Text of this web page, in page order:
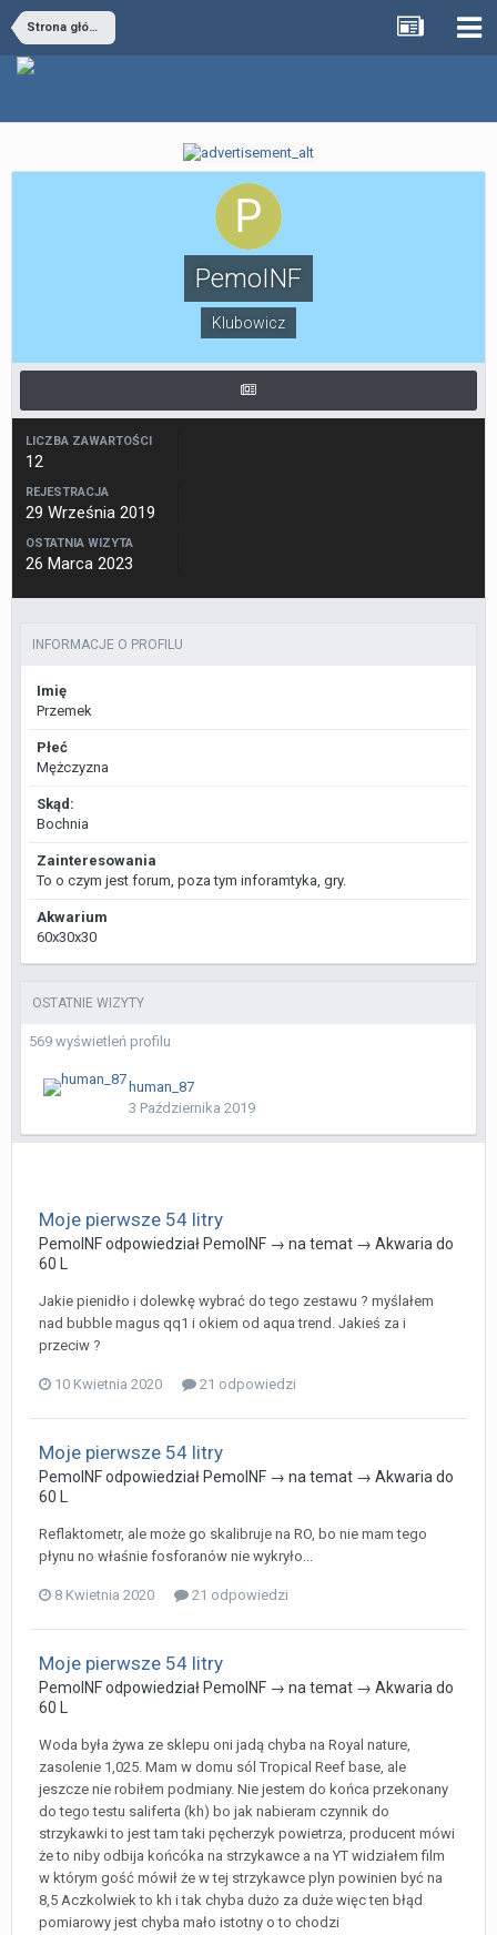
Strona główna
PemoINF
Klubowicz
LICZBA ZAWARTOŚCI
12
REJESTRACJA
29 Września 2019
OSTATNIA WIZYTA
26 Marca 2023
INFORMACJE O PROFILU
Imię
Przemek
Płeć
Mężczyzna
Skąd:
Bochnia
Zainteresowania
To o czym jest forum, poza tym inforamtyka, gry.
Akwarium
60x30x30
OSTATNIE WIZYTY
569 wyświetleń profilu
human_87
3 Października 2019
Moje pierwsze 54 litry
PemoINFodpowiedziałPemoINF → na temat → Akwaria do
60 L
Jakie pienidło i dolewkę wybrać do tego zestawu ? myślałem
nad bubble magus qq1 i okiem od aqua trend. Jakieś za i
przeciw ?
10 Kwietnia 2020 21 odpowiedzi
Moje pierwsze 54 litry
PemoINFodpowiedziałPemoINF → na temat → Akwaria do
60 L
Reflaktometr, ale może go skalibruje na RO, bo nie mam tego
płynu no właśnie fosforanów nie wykryło...
8 Kwietnia 2020 21 odpowiedzi
Moje pierwsze 54 litry
PemoINFodpowiedziałPemoINF → na temat → Akwaria do
60 L
Woda była żywa ze sklepu oni jadą chyba na Royal nature,
zasolenie 1,025. Mam w domu sól Tropical Reef base, ale
jeszcze nie robiłem podmiany. Nie jestem do końca przekonany
do tego testu saliferta (kh) bo jak nabieram czynnik do
strzykawki to jest tam taki pęcherzyk powietrza, producent mówi
że to niby odbija końcóka na strzykawce a na YT widziałem film
w którym gość mówił że w tej strzykawce plyn powinien być na
8,5 Aczkolwiek to kh i tak chyba dużo za duże więc ten błąd
pomiarowy jest chyba mało istotny o to chodzi